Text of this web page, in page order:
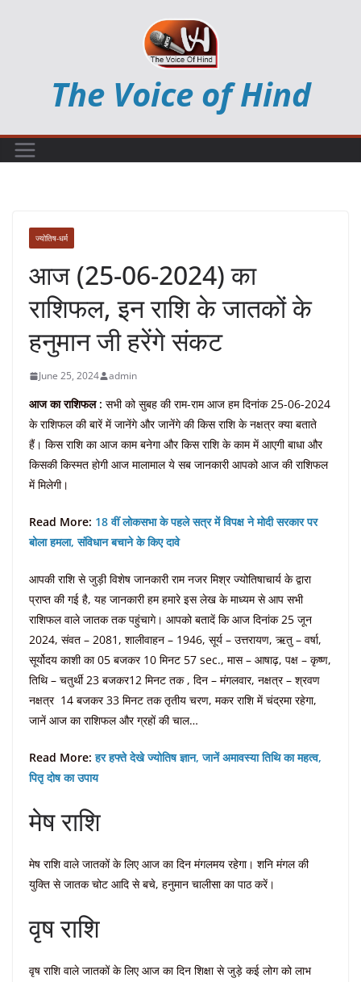
The Voice of Hind
ज्योतिष-धर्म
आज (25-06-2024) का
राशिफल, इन राशि के जातकों के
हनुमान जी हरेंगे संकट
June 25, 2024 admin
आज का राशिफल : सभी को सुबह की राम-राम आज हम दिनांक 25-06-2024
के राशिफल की बारें में जानेंगे और जानेंगे की किस राशि के नक्षत्र क्या बताते
हैं। किस राशि का आज काम बनेगा और किस राशि के काम में आएगी बाधा और
किसकी किस्मत होगी आज मालामाल ये सब जानकारी आपको आज की राशिफल
में मिलेगी।
Read More: 18 वीं लोकसभा के पहले सत्र में विपक्ष ने मोदी सरकार पर
बोला हमला, संविधान बचाने के किए दावे
आपकी राशि से जुड़ी विशेष जानकारी राम नजर मिश्र ज्योतिषाचार्य के द्वारा
प्राप्त की गई है, यह जानकारी हम हमारे इस लेख के माध्यम से आप सभी
राशिफल वाले जातक तक पहुंचागे। आपको बतादें कि आज दिनांक 25 जून
2024, संवत – 2081, शालीवाहन – 1946, सूर्य – उत्तरायण, ऋतु – वर्षा,
सूर्योदय काशी का 05 बजकर 10 मिनट 57 sec., मास – आषाढ़, पक्ष – कृष्ण,
तिथि – चतुर्थी 23 बजकर12 मिनट तक , दिन – मंगलवार, नक्षत्र – श्रवण
नक्षत्र 14 बजकर 33 मिनट तक तृतीय चरण, मकर राशि में चंद्रमा रहेगा,
जानें आज का राशिफल और ग्रहों की चाल…
Read More:हर हफ्ते देखे ज्योतिष ज्ञान, जानें अमावस्या तिथि का महत्व,
पितृ दोष का उपाय
मेष राशि
मेष राशि वाले जातकों के लिए आज का दिन मंगलमय रहेगा। शनि मंगल की
युक्ति से जातक चोट आदि से बचे, हनुमान चालीसा का पाठ करें।
वृष राशि
वृष राशि वाले जातकों के लिए आज का दिन शिक्षा से जुड़े कई लोग को लाभ